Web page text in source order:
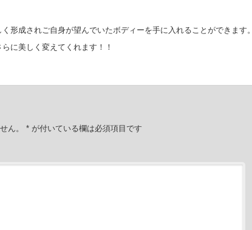
形成されご自身が望んでいたボディーを手に入れることができます
に美しく変えてくれます！！
ん。 * が付いている欄は必須項目です